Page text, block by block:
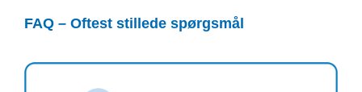
FAQ – Oftest stillede spørgsmål